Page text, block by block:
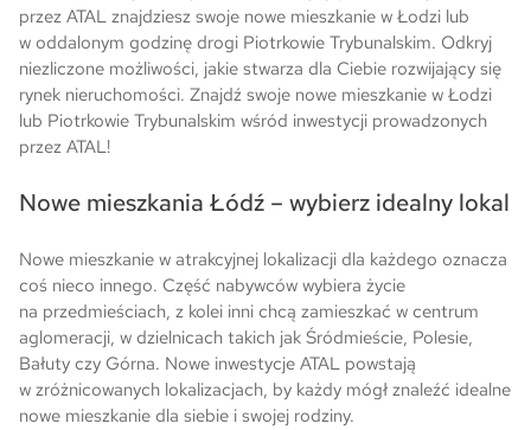
przez ATAL znajdziesz swoje nowe mieszkanie w Łodzi lub
w oddalonym godzinę drogi Piotrkowie Trybunalskim. Odkryj
niezliczone możliwości, jakie stwarza dla Ciebie rozwijający się
rynek nieruchomości. Znajdź swoje nowe mieszkanie w Łodzi
lub Piotrkowie Trybunalskim wśród inwestycji prowadzonych
przez ATAL!
Nowe mieszkania Łódź – wybierz idealny lokal
Nowe mieszkanie w atrakcyjnej lokalizacji dla każdego oznacza
coś nieco innego. Część nabywców wybiera życie
na przedmieściach, z kolei inni chcą zamieszkać w centrum
aglomeracji, w dzielnicach takich jak Śródmieście, Polesie,
Bałuty czy Górna. Nowe inwestycje ATAL powstają
w zróżnicowanych lokalizacjach, by każdy mógł znaleźć idealne
nowe mieszkanie dla siebie i swojej rodziny.